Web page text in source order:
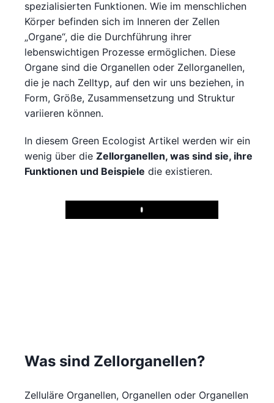
spezialisierten Funktionen. Wie im menschlichen
Körper befinden sich im Inneren der Zellen
„Organe“, die die Durchführung ihrer
lebenswichtigen Prozesse ermöglichen. Diese
Organe sind die Organellen oder Zellorganellen,
die je nach Zelltyp, auf den wir uns beziehen, in
Form, Größe, Zusammensetzung und Struktur
variieren können.
In diesem Green Ecologist Artikel werden wir ein
wenig über die Zellorganellen, was sind sie, ihre
Funktionen und Beispiele die existieren.
Play
Was sind Zellorganellen?
Zelluläre Organellen, Organellen oder Organellen